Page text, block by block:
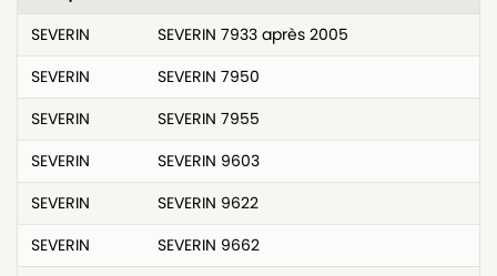
SEVERIN
SEVERIN 7933 après 2005
SEVERIN
SEVERIN 7950
SEVERIN
SEVERIN 7955
SEVERIN
SEVERIN 9603
SEVERIN
SEVERIN 9622
SEVERIN
SEVERIN 9662